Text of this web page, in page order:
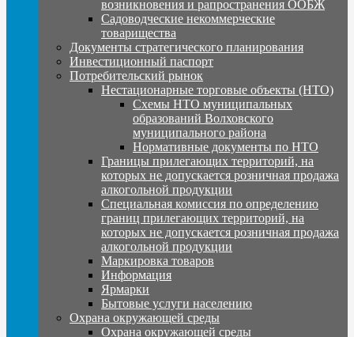
возникновения и рапространения ООБЖ
Садоводческие некоммерческие
товарищества
Документы стратегического планирования
Инвестиционный паспорт
Потребительский рынок
Нестационарные торговые объекты (НТО)
Схемы НТО муниципальных
образований Волховского
муниципального района
Нормативные документы по НТО
Границы прилегающих территорий, на
которых не допускается розничная продажа
алкогольной продукции
Специальная комиссия по определению
границ прилегающих территорий, на
которых не допускается розничная продажа
алкогольной продукции
Маркировка товаров
Информация
Ярмарки
Бытовые услуги населению
Охрана окружающей среды
Охрана окружающей среды